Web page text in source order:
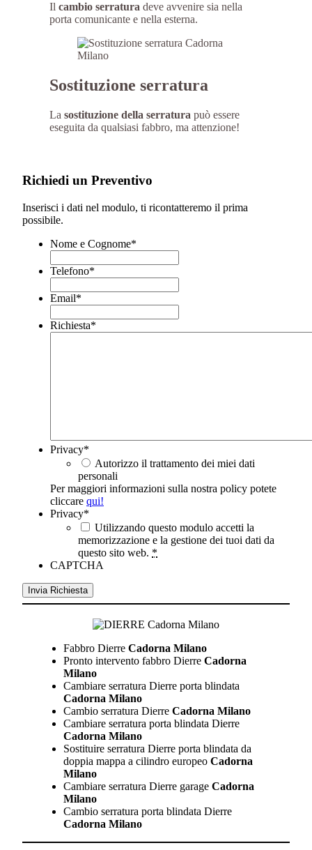
Il cambio serratura deve avvenire sia nella
porta comunicante e nella esterna.
Sostituzione serratura
La sostituzione della serratura può essere
eseguita da qualsiasi fabbro, ma attenzione!
Richiedi un Preventivo
Inserisci i dati nel modulo, ti ricontatteremo il prima
possibile.
Nome e Cognome*
Telefono*
Email*
Richiesta*
Privacy*
Autorizzo il trattamento dei miei dati
personali
Per maggiori informazioni sulla nostra policy potete
cliccare qui!
Privacy*
Utilizzando questo modulo accetti la
memorizzazione e la gestione dei tuoi dati da
questo sito web. *
CAPTCHA
Fabbro Dierre Cadorna Milano
Pronto intervento fabbro Dierre Cadorna
Milano
Cambiare serratura Dierre porta blindata
Cadorna Milano
Cambio serratura Dierre Cadorna Milano
Cambiare serratura porta blindata Dierre
Cadorna Milano
Sostituire serratura Dierre porta blindata da
doppia mappa a cilindro europeo Cadorna
Milano
Cambiare serratura Dierre garage Cadorna
Milano
Cambio serratura porta blindata Dierre
Cadorna Milano